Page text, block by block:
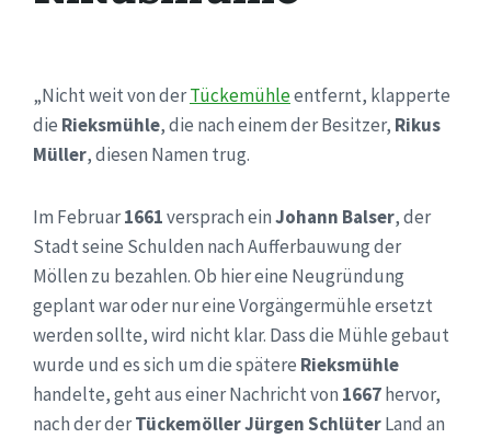
„Nicht weit von derTückemühleentfernt, klapperte
die Rieksmühle, die nach einem der Besitzer, Rikus
Müller, diesen Namen trug.
Im Februar1661versprach einJohann Balser, der
Stadt seine Schulden nach Aufferbauwung der
Möllen zu bezahlen. Ob hier eine Neugründung
geplant war oder nur eine Vorgängermühle ersetzt
werden sollte, wird nicht klar. Dass die Mühle gebaut
wurde und es sich um die spätere Rieksmühle
handelte, geht aus einer Nachricht von 1667hervor,
nach der derTückemöller Jürgen SchlüterLand an